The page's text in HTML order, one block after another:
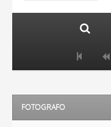
FOTOGRAFO